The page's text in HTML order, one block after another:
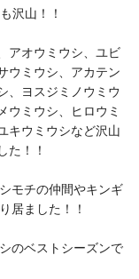
沢山！！
アオウミウシ、ユビ
ウミウシ、アカテン
、ヨスジミノウミウ
ウミウシ、ヒロウミ
キウミウシなど沢山
た！！
モチの仲間やキンギ
居ました！！
のベストシーズンで